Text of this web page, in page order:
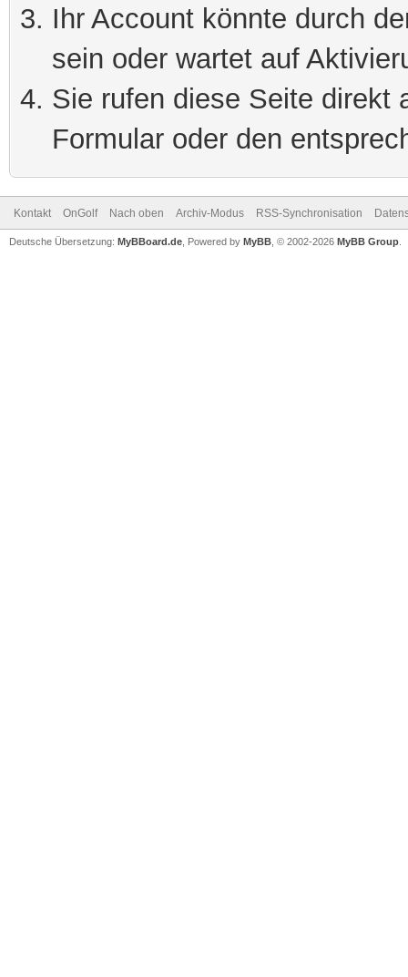
Ihr Account könnte durch
sein oder wartet auf
Sie rufen diese Seite direkt
Formular oder den
Kontakt OnGolf Nach oben Archiv-Modus RSS-Synchronisation
Deutsche Übersetzung: MyBBoard.de , Powered by MyBB , © 2002-2026 MyBB Group